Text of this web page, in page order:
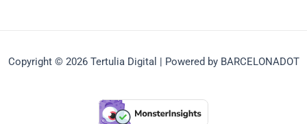
Copyright © 2026 Tertulia Digital | Powered by BARCELONADOT